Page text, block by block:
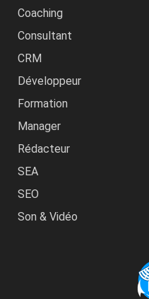
Coaching
Consultant
CRM
Développeur
Formation
Manager
Rédacteur
SEA
SEO
Son & Vidéo